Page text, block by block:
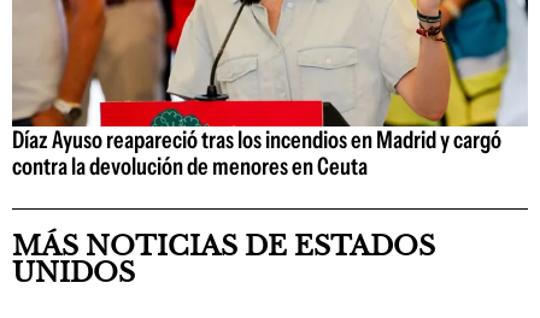
Díaz Ayuso reapareció tras los incendios en Madrid y cargó
contra la devolución de menores en Ceuta
MÁS NOTICIAS DE ESTADOS
UNIDOS